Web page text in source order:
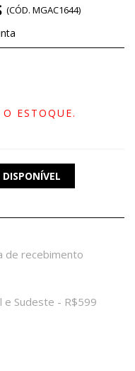
(CÓD. MGAC1644)
ESTOQUE.
de recebimento
e Sudeste - R$599